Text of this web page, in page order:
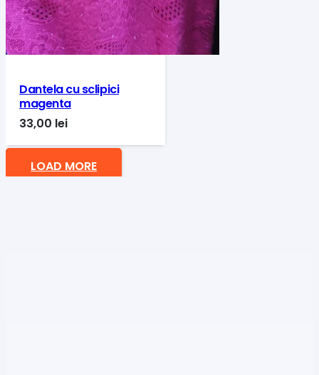
Dantela cu sclipici
magenta
33,00 lei
LOAD MORE